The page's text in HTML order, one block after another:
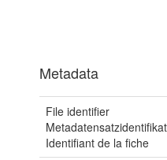
Metadata
File identifier
Identifiant de la fiche